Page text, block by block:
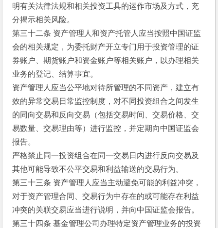
明有关法律法规和相关投资工具的运作市场及方式，充
分揭示相关风险。
第三十二条 资产管理人和资产托管人应当按照中国证监
会的相关规定，为委托财产开立专门用于投资管理的证
券账户、期货账户和资金账户等相关账户，以办理相关
业务的登记、结算事宜。
资产管理人应当公平地对待所管理的不同资产，建立有
效的异常交易日常监控制度，对不同投资组合之间发生
的同向交易和反向交易（包括交易时间、交易价格、交
易数量、交易理由等）进行监控，并定期向中国证监会
报告。
严格禁止同一投资组合在同一交易日内进行反向交易及
其他可能导致不公平交易和利益输送的交易行为。
第三十三条 资产管理人应当主动避免可能的利益冲突，
对于资产管理合同、交易行为中存在的或可能存在利益
冲突的关联交易应当进行说明，并向中国证监会报告。
第三十四条 基金管理公司办理特定资产管理业务的投资